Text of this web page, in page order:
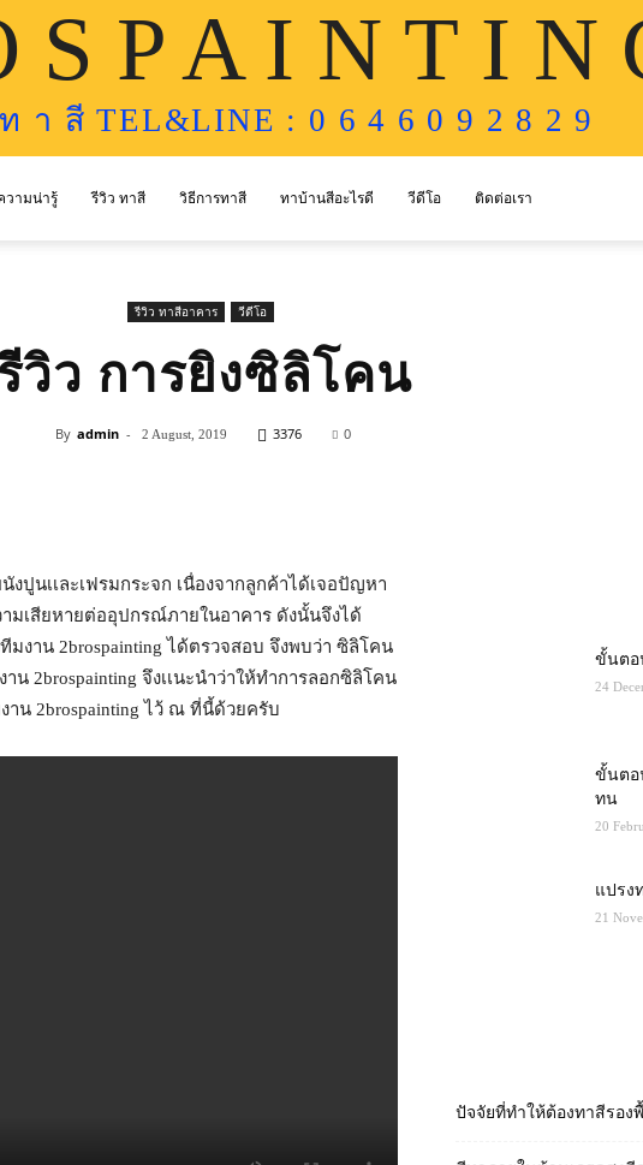
S P A I N T I N
า สี TEL&LINE : 0 6 4 6 0 9 2 8 2 9
วามน่ารู้ รีวิว ทาสี วิธีการทาสี ทาบ้านสีอะไรดี วีดีโอ ติดต่อเรา
รีวิว ทาสีอาคาร วีดีโอ
วิว การยิงซิลิโคน
By admin - 2 August, 2019 3376 0
ปูนเเละเฟรมกระจก เนื่องจากลูกค้าได้เจอปัญหา
มเสียหายต่ออุปกรณ์ภายในอาคาร ดังนั้นจึงได้
มงาน 2brospainting ได้ตรวจสอบ จึงพบว่า ซิลิโคน
น 2brospainting จึงเเนะนำว่าให้ทำการลอกซิลิโคน
าน 2brospainting ไว้ ณ ที่นี้ด้วยครับ
ขั้นตอ
24
ขั้นตอ
ทน
20
แปรง
21
ปัจจัยที่ทำให้ต้องทาสีรอง